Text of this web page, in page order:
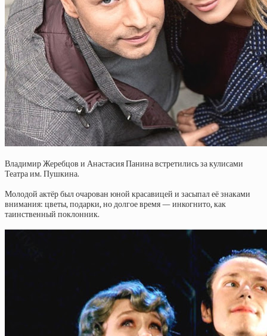
Владимир Жеребцов и Анастасия Панина встретились за кулисами
Театра им. Пушкина.
Молодой актёр был очарован юной красавицей и засыпал её знаками
внимания: цветы, подарки, но долгое время — инкогнито, как
таинственный поклонник.